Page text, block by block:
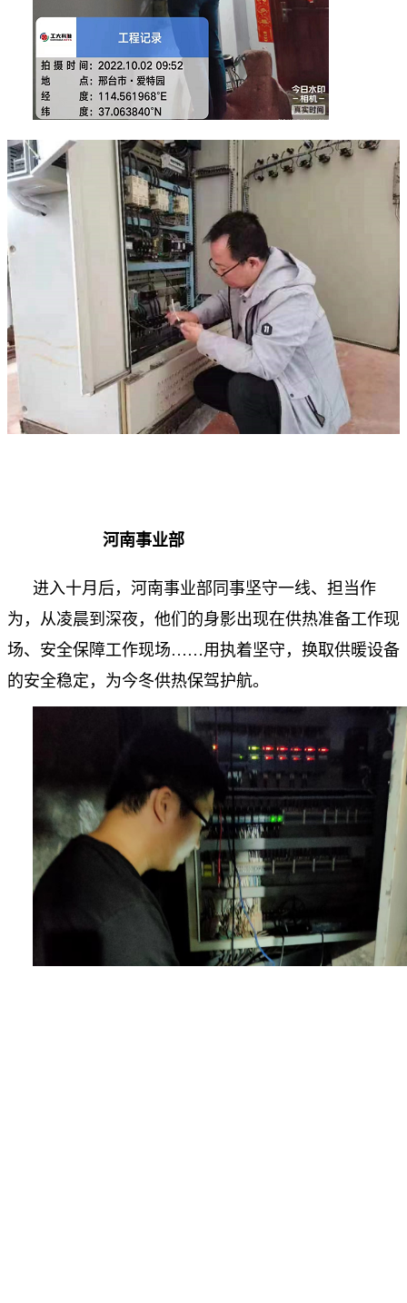
河南事业部
进入十月后，河南事业部同事坚守一线、担当作
为，从凌晨到深夜，他们的身影出现在供热准备工作现
场、安全保障工作现场……用执着坚守，换取供暖设备
的安全稳定，为今冬供热保驾护航。